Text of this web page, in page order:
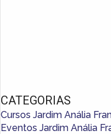
CATEGORIAS
Cursos Jardim Anália
Eventos Jardim Anália